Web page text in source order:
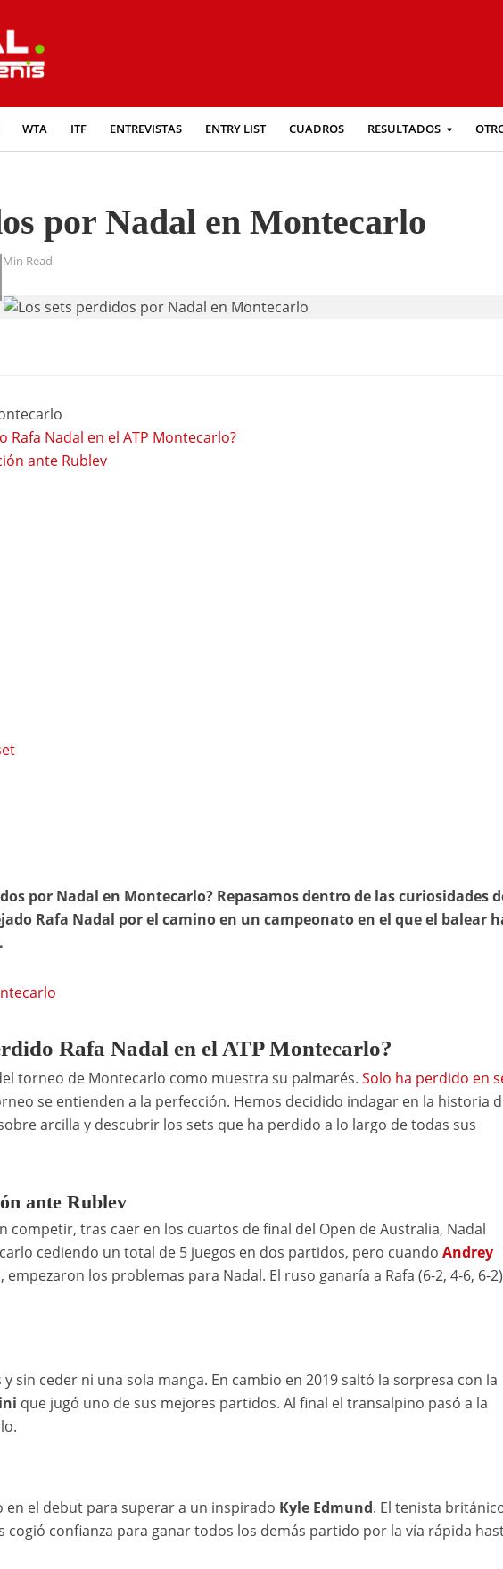
WTA ITF ENTREVISTAS ENTRY LIST CUADROS RESULTADOS
por Nadal en Montecarlo
Min Read
Rafa Nadal en el ATP Montecarlo?
ante Rublev
por Nadal en Montecarlo? Repasamos dentro de las curiosidades
Rafa Nadal por el camino en un campeonato en el que el balear
Rafa Nadal en el ATP Montecarlo?
torneo de Montecarlo como muestra su palmarés. Solo ha perdido en
se entienden a la perfección. Hemos decidido indagar en la historia
arcilla y descubrir los sets que ha perdido a lo largo de todas sus
ante Rublev
competir, tras caer en los cuartos de final del Open de Australia, Nadal
cediendo un total de 5 juegos en dos partidos, pero cuando Andrey
los problemas para Nadal. El ruso ganaría a Rafa (6-2, 4-6, 6-
sin ceder ni una sola manga. En cambio en 2019 saltó la sorpresa con la
que jugó uno de sus mejores partidos. Al final el transalpino pasó a la
en el debut para superar a un inspirado Kyle Edmund. El tenista
cogió confianza para ganar todos los demás partido por la vía rápida